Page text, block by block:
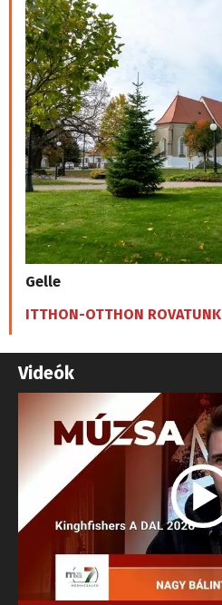
Gelle
ITTHON-OTTHON ROVATUNK
Videók